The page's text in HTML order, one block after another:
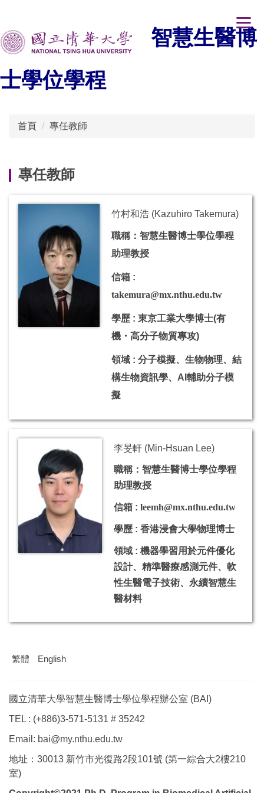
主
要
容
智慧生醫博
士學位學程
首頁 專任教師
專任教師
竹村和浩 (Kazuhiro Takemura)
職稱：智慧生醫博士學位學程
助理教授
信箱 :
takemura@mx.nthu.edu.tw
學歷 : 東京工業大學博士(有
機・高分子物質專攻)
領域 : 分子模擬、生物物理、結
構生物資訊學、AI輔助分子模
擬
李旻軒 (Min-Hsuan Lee)
職稱：智慧生醫博士學位學程
助理教授
信箱 :leemh@mx.nthu.edu.tw
學歷 : 香港浸會大學物理博士
領域 : 機器學習用於元件優化
設計、精準醫療感測元件、軟
性生醫電子技術、永續智慧生
醫材料
繁體 English
國立清華大學智慧生醫博士學位學程辦公室 (BAI)
TEL : (+886)3-571-5131 # 35242
Email: bai@my.nthu.edu.tw
地址：30013 新竹市光復路2段101號 (第一綜合大2樓210
室)